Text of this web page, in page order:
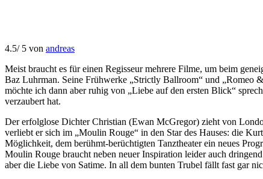
4.5/ 5 von andreas
Meist braucht es für einen Regisseur mehrere Filme, um beim
Baz Luhrman. Seine Frühwerke „Strictly Ballroom“ und „Romeo
möchte ich dann aber ruhig von „Liebe auf den ersten Blick“
verzaubert hat.
Der erfolglose Dichter Christian (Ewan McGregor) zieht von
verliebt er sich im „Moulin Rouge“ in den Star des Hauses: die
Möglichkeit, dem berühmt-berüchtigten Tanztheater ein neues
Moulin Rouge braucht neben neuer Inspiration leider auch
aber die Liebe von Satime. In all dem bunten Trubel fällt fast gar